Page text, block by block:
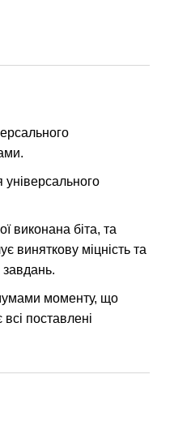
виконана біта, та
виняткову міцність та
завдань.
моменту, що
всі поставлені